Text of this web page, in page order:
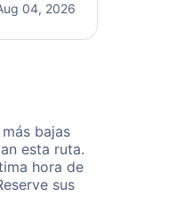
04, 2026
bajas
esta ruta.
hora de
sus